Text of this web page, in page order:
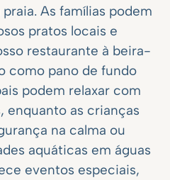
As famílias podem
pratos locais e
restaurante à beira-
como pano de fundo
podem relaxar com
enquanto as crianças
na calma ou
aquáticas em águas
eventos especiais,